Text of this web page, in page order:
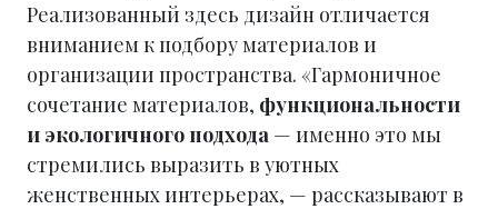
Реализованный здесь дизайн отличается
вниманием к подбору материалов и
организации пространства. «Гармоничное
сочетание материалов, функциональности
и экологичного подхода — именно это мы
стремились выразить в уютных
женственных интерьерах, — рассказывают в